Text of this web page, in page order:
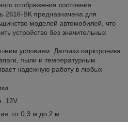
отображения состояния.
2616-BK предназначена для
моделей автомобилей, что
устройство без значительных
условиям: Датчики парктроника
пыли и температурным
надежную работу в любых
12V
от 0,3 м до 2 м